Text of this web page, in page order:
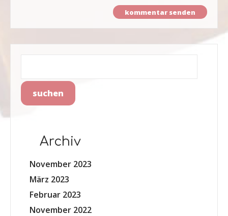
Archiv
November 2023
März 2023
Februar 2023
November 2022